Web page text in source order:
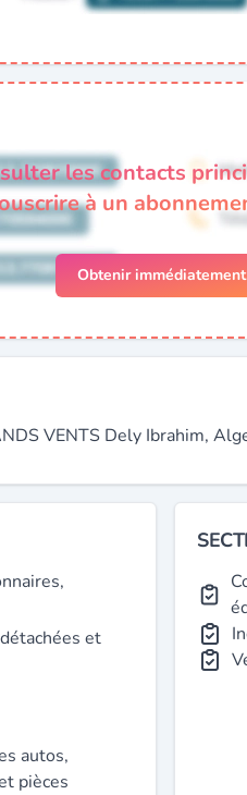
les contacts
à un
Obtenir immédiatement
VENTS Dely Ibrahim,
et
autos,
pièces